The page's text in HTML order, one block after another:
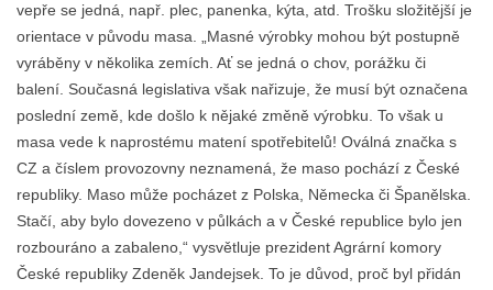
vepře se jedná, např. plec, panenka, kýta, atd. Trošku složitější je
orientace v původu masa. „Masné výrobky mohou být postupně
vyráběny v několika zemích. Ať se jedná o chov, porážku či
balení. Současná legislativa však nařizuje, že musí být označena
poslední země, kde došlo k nějaké změně výrobku. To však u
masa vede k naprostému matení spotřebitelů! Oválná značka s
CZ a číslem provozovny neznamená, že maso pochází z České
republiky. Maso může pocházet z Polska, Německa či Španělska.
Stačí, aby bylo dovezeno v půlkách a v České republice bylo jen
rozbouráno a zabaleno,“ vysvětluje prezident Agrární komory
České republiky Zdeněk Jandejsek. To je důvod, proč byl přidán